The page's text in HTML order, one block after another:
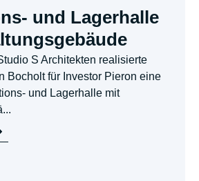
und Lagerhalle
S Architekten realisierte
Bocholt für Investor Pieron eine
und Lagerhalle mit